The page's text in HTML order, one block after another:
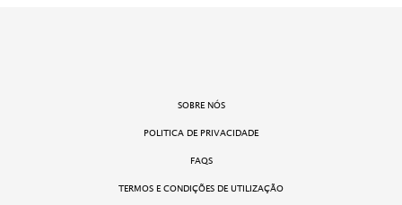
SOBRE NÓS
POLITICA DE PRIVACIDADE
FAQS
TERMOS E CONDIÇÕES DE UTILIZAÇÃO